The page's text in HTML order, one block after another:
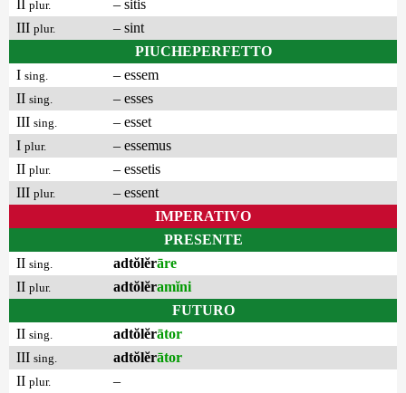
plur.
– sitis
III plur.
– sint
PIUCHEPERFETTO
I sing.
– essem
II sing.
– esses
III sing.
– esset
I plur.
– essemus
II plur.
– essetis
III plur.
– essent
IMPERATIVO
PRESENTE
II sing. adtŏlĕrāre
II plur. adtŏlĕramĭni
FUTURO
II sing. adtŏlĕrātor
III sing. adtŏlĕrātor
II plur.
–